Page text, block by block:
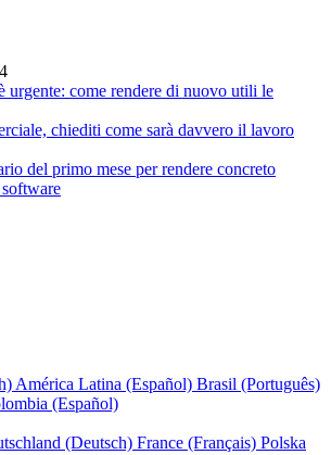
urgente: come rendere di nuovo utili le
chiediti come sarà davvero il lavoro
del primo mese per rendere concreto
América Latina (Español) Brasil (Português)
(Español)
(Deutsch) France (Français) Polska